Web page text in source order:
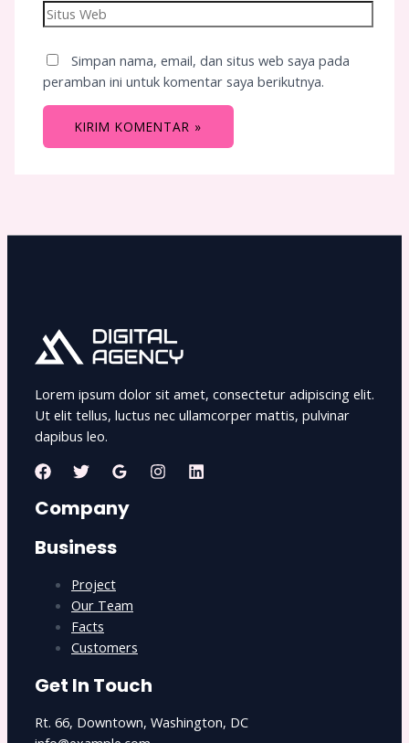
Simpan nama, email, dan situs web saya pada
peramban ini untuk komentar saya berikutnya.
Lorem ipsum dolor sit amet, consectetur adipiscing elit.
Ut elit tellus, luctus nec ullamcorper mattis, pulvinar
dapibus leo.
Company
Business
Project
Our Team
Facts
Customers
Get In Touch
Rt. 66, Downtown, Washington, DC